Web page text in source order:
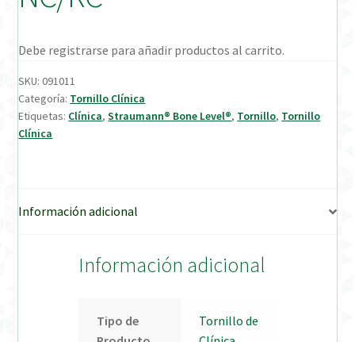
Welcome to DELTA Abutments | Tienda Online!
Debe registrarse para añadir productos al carrito.
SKU:091011
Categoría: Tornillo Clínica
Etiquetas: Clínica,Straumann® Bone Level®, Tornillo, Tornillo
Clínica
Información adicional
Información adicional
Tipo de
Tornillo de